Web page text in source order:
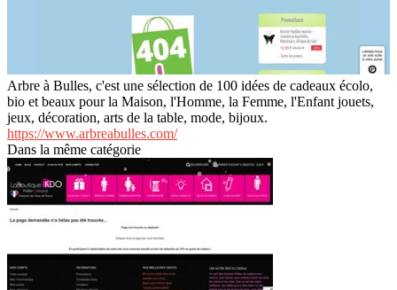
Arbre à Bulles, c'est une sélection de 100 idées de cadeaux écolo,
bio et beaux pour la Maison, l'Homme, la Femme, l'Enfant jouets,
jeux, décoration, arts de la table, mode, bijoux.
https://www.arbreabulles.com/
Dans la même catégorie